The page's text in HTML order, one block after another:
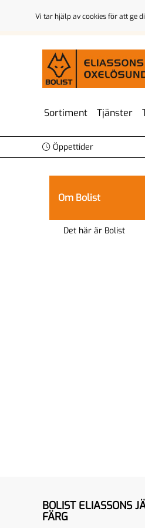
Vi tar hjälp av cookies för att ge
Sortiment Tjänster
Öppettider
Om Bolist
Det här är Bolist
BOLIST ELIASSONS
FÄRG